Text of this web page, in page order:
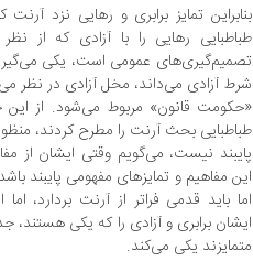
بنابراین تمایز برابری و رهایی نزد
طباطبایی رهایی را با آزادی که
تصمیم‌گیری‌های عمومی است، یکی
شرط آزادی می‌داند، مخل آزادی در نظر
«حکومت قانون» مربوط می‌شود. از
طباطبایی بحث آرنت را مطرح کردند،
پایبند نیست، می‌گویم وقتی ایشان از
این مفاهیم و تمایزهای مفهومی پایبند
اما باید قدمی فراتر از آرنت بردارد،
ایشان برابری و آزادی را که یکی هستند،
متمایزند یکی می‌کند.